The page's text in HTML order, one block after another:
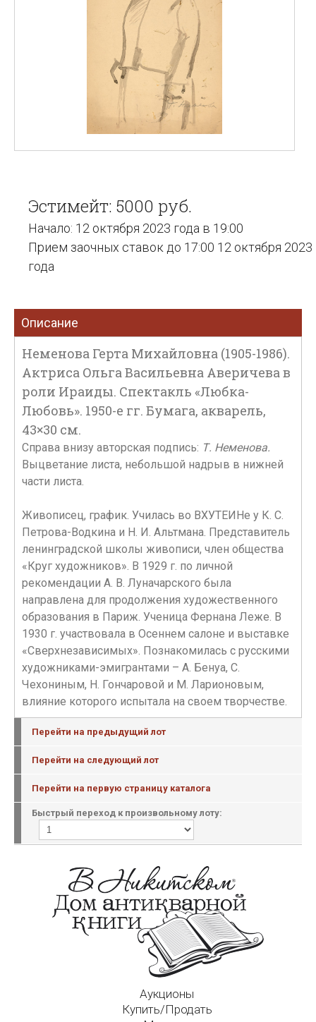
Эстимейт: 5000 руб.
Начало: 12 октября 2023 года в 19:00
Прием заочных ставок до 17:00 12 октября 2023
года
Описание
Неменова Герта Михайловна (1905-1986).
Актриса Ольга Васильевна Аверичева в
роли Ираиды. Спектакль «Любка-
Любовь». 1950-е гг. Бумага, акварель,
43×30 см.
Справа внизу авторская подпись: Т. Неменова.
Выцветание листа, небольшой надрыв в нижней
части листа.
Живописец, график. Училась во ВХУТЕИНе у К. С.
Петрова-Водкина и Н. И. Альтмана. Представитель
ленинградской школы живописи, член общества
«Круг художников». В 1929 г. по личной
рекомендации А. В. Луначарского была
направлена для продолжения художественного
образования в Париж. Ученица Фернана Леже. В
1930 г. участвовала в Осеннем салоне и выставке
«Сверхнезависимых». Познакомилась с русскими
художниками-эмигрантами – А. Бенуа, С.
Чехониным, Н. Гончаровой и М. Ларионовым,
влияние которого испытала на своем творчестве.
Перейти на предыдущий лот
Перейти на следующий лот
Перейти на первую страницу каталога
Быстрый переход к произвольному лоту:
Аукционы
Купить/Продать